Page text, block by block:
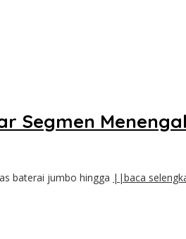
Segmen
baterai jumbo hingga ||baca